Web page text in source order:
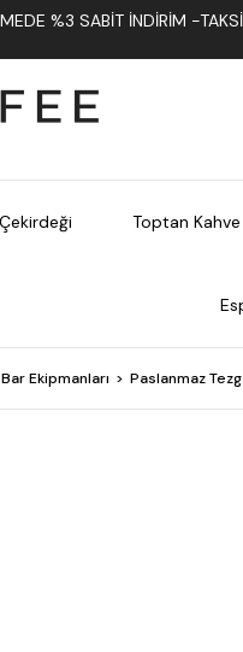
%3 SABIT İNDIRIM -
Toptan Kahve
Ekipmanları Paslanmaz